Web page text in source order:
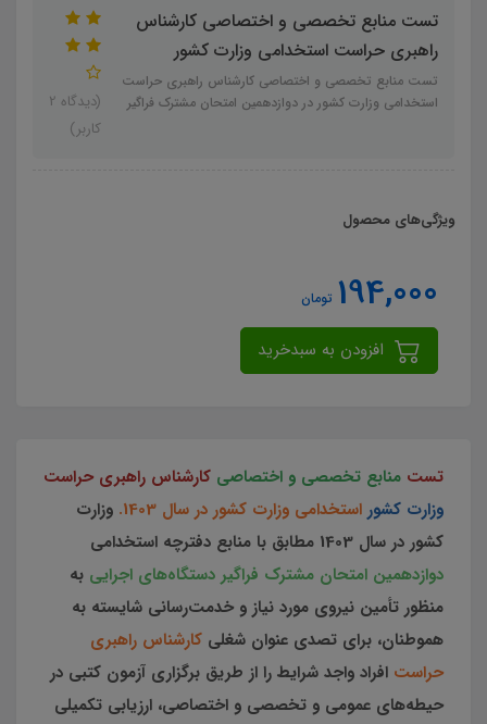
تست منابع تخصصی و اختصاصی کارشناس
راهبری حراست استخدامی وزارت کشور
تست منابع تخصصی و اختصاصی کارشناس راهبری حراست
استخدامی وزارت کشور در دوازدهمین امتحان مشترک فراگیر
(دیدگاه 2
کاربر)
ویژگی‌های محصول
194,000 تومان
تست منابع تخصصی و اختصاصی کارشناس راهبری حراست
وزارت کشور استخدامی وزارت کشور در سال 1403.
وزارت
کشور در سال 1403 مطابق با منابع دفترچه استخدامی
دوازدهمین امتحان مشترک فراگیر دستگاه‌های اجرایی به
منظور تأمین نیروی مورد نیاز و خدمت‌رسانی شایسته به
هموطنان، برای تصدی عنوان‌ شغلی کارشناس راهبری
حراست افراد واجد شرایط را از طریق برگزاری آزمون کتبی در
حیطه‌های عمومی و تخصصی و اختصاصی، ارزیابی تکمیلی